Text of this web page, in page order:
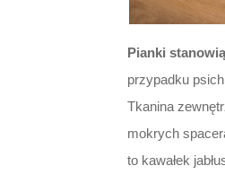
Pianki
przypadku
Tkanina
mokrych
to kawałek